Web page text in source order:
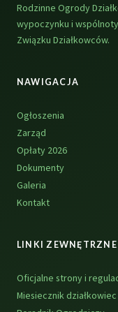
Rodzinne Ogrody
wypoczynku i
Związku Działkowców.
NAWIGACJA
Ogłoszenia
Zarząd
Opłaty 2026
Dokumenty
Galeria
Kontakt
LINKI ZEWNĘTRZNE
Oficjalne strony i
Miesiecznik działkowiec